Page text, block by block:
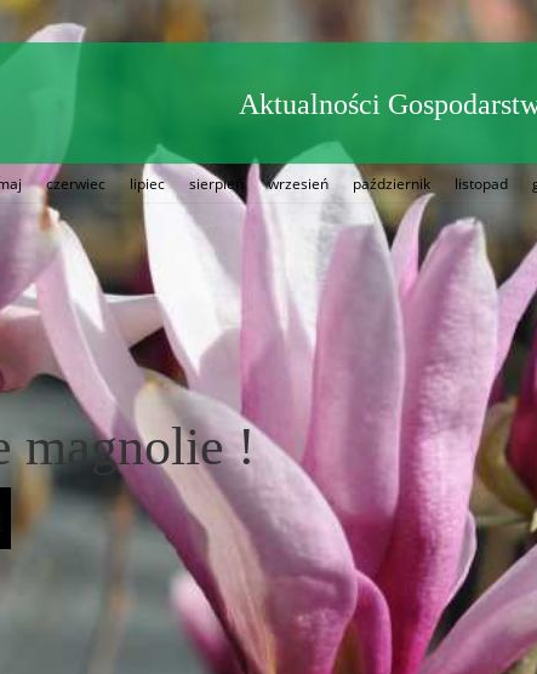
Aktualności
czerwiec lipiec sierpień wrzesień październik listopad
magnolie !